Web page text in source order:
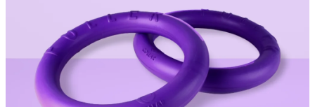
hvězdiček.